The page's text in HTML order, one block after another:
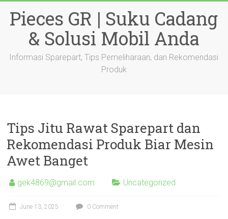
content
Pieces GR | Suku Cadang
& Solusi Mobil Anda
Informasi Sparepart, Tips Pemeliharaan, dan Rekomendasi
Produk
Tips Jitu Rawat Sparepart dan
Rekomendasi Produk Biar Mesin
Awet Banget
gek4869@gmail.com Uncategorized
June 13, 2025 0 Comment